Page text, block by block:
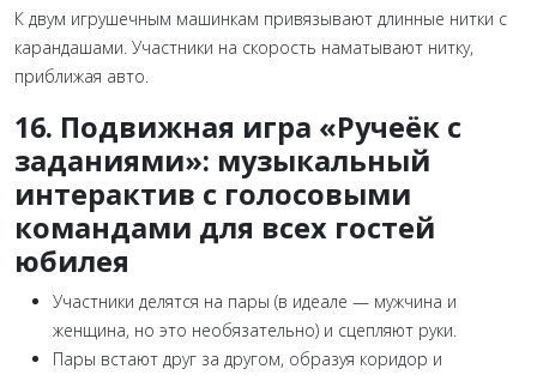
К двум игрушечным машинкам привязывают длинные нитки с
карандашами. Участники на скорость наматывают нитку,
приближая авто.
16. Подвижная игра «Ручеёк с
заданиями»: музыкальный
интерактив с голосовыми
командами для всех гостей
юбилея
Участники делятся на пары (в идеале — мужчина и
женщина, но это необязательно) и сцепляют руки.
Пары встают друг за другом, образуя коридор и